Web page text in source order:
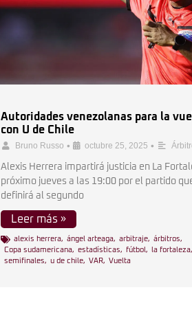
Autoridades venezolanas para la
con U de Chile
Bruno Russo • octubre 25, 2025 •
Alexis Herrera impartirá justicia en La
próximo jueves a las 19:00 por el partido
definirá al segundo
Leer más »
alexis herrera, ángel arteaga, arbitraje, árbitros,
Copa sudamericana, estadísticas, fútbol , la fortaleza,
semifinales, u de chile, VAR, Vuelta